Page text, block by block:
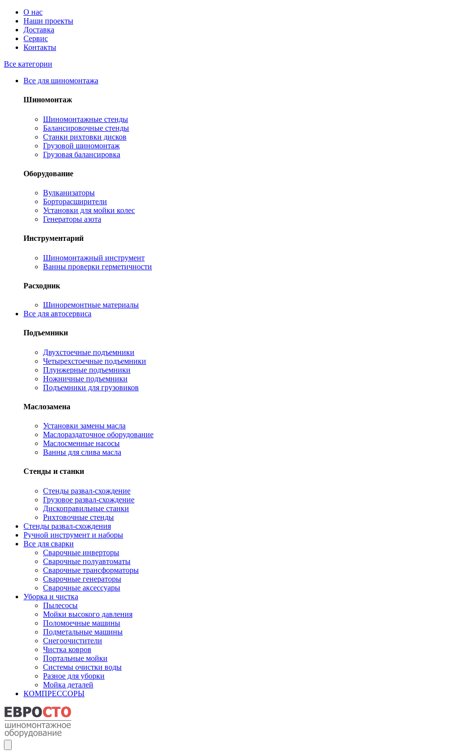
О нас
Наши проекты
Доставка
Сервис
Контакты
Все категории
Все для шиномонтажа
Шиномонтаж
Шиномонтажные стенды
Балансировочные стенды
Станки рихтовки дисков
Грузовой шиномонтаж
Грузовая балансировка
Оборудование
Вулканизаторы
Борторасширители
Установки для мойки колес
Генераторы азота
Инструментарий
Шиномонтажный инструмент
Ванны проверки герметичности
Расходник
Шиноремонтные материалы
Все для автосервиса
Подъемники
Двухстоечные подъемники
Четырехстоечные подъемники
Плунжерные подъемники
Ножничные подъемники
Подъемники для грузовиков
Маслозамена
Установки замены масла
Маслораздаточное оборудование
Маслосменные насосы
Ванны для слива масла
Стенды и станки
Стенды развал-схождение
Грузовое развал-схождение
Дископравильные станки
Рихтовочные стенды
Стенды развал-схождения
Ручной инструмент и наборы
Все для сварки
Сварочные инверторы
Сварочные полуавтоматы
Сварочные трансформаторы
Сварочные генераторы
Сварочные аксессуары
Уборка и чистка
Пылесосы
Мойки высокого давления
Поломоечные машины
Подметальные машины
Снегоочистители
Чистка ковров
Портальные мойки
Системы очистки воды
Разное для уборки
Мойка деталей
КОМПРЕССОРЫ